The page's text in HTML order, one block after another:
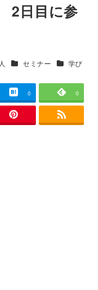
日目に参
カテゴリー
セミナー カテゴリー
学び
0 0